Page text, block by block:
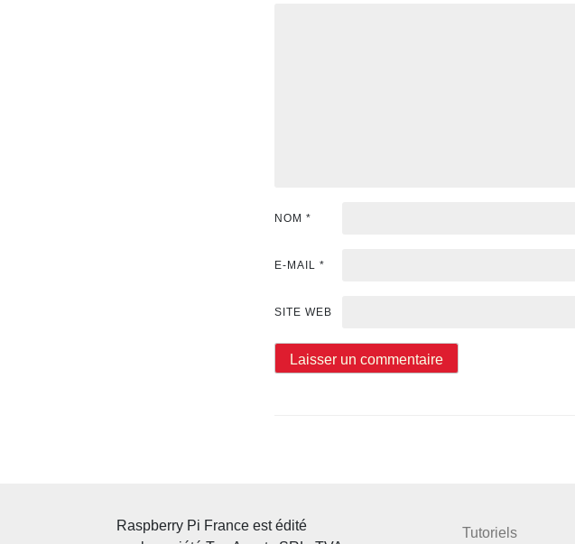
NOM *
E-MAIL *
SITE WEB
Raspberry Pi France est édité
Tutoriels